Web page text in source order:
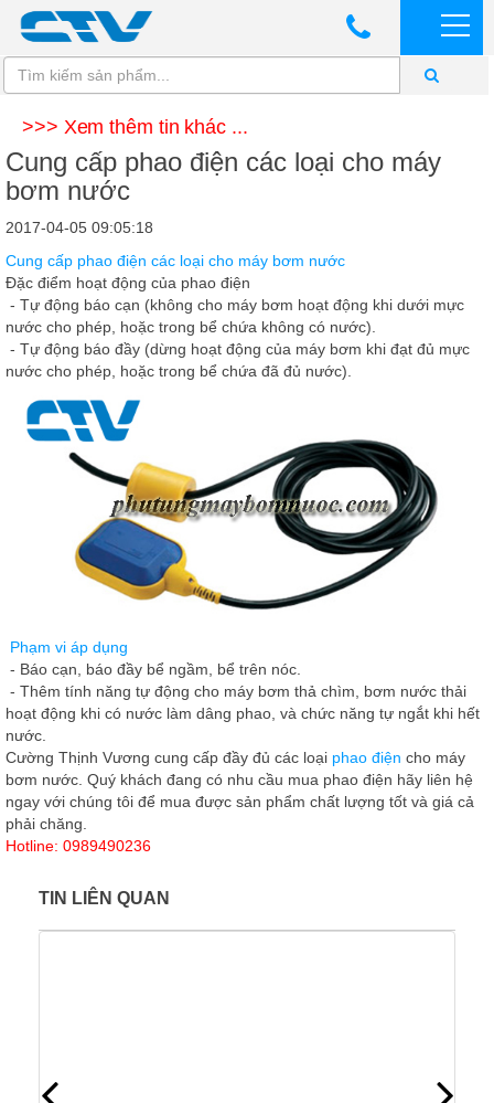
>>> Xem thêm tin khác ...
Cung cấp phao điện các loại cho máy
bơm nước
2017-04-05 09:05:18
Cung cấp phao điện các loại cho máy bơm nước
Đặc điểm hoạt động của phao điện
- Tự động báo cạn (không cho máy bơm hoạt động khi dưới mực
nước cho phép, hoặc trong bể chứa không có nước).
- Tự động báo đầy (dừng hoạt động của máy bơm khi đạt đủ mực
nước cho phép, hoặc trong bể chứa đã đủ nước).
Phạm vi áp dụng
- Báo cạn, báo đầy bể ngầm, bể trên nóc.
- Thêm tính năng tự động cho máy bơm thả chìm, bơm nước thải
hoạt động khi có nước làm dâng phao, và chức năng tự ngắt khi hết
nước.
Cường Thịnh Vương cung cấp đầy đủ các loại phao điện cho máy
bơm nước. Quý khách đang có nhu cầu mua phao điện hãy liên hệ
ngay với chúng tôi để mua được sản phẩm chất lượng tốt và giá cả
phải chăng.
Hotline: 0989490236
TIN LIÊN QUAN